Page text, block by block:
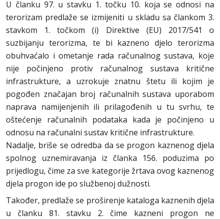
U članku 97. u stavku 1. točku 10. koja se odnosi na
terorizam predlaže se izmijeniti u skladu sa člankom 3.
stavkom 1. točkom (i) Direktive (EU) 2017/541 o
suzbijanju terorizma, te bi kazneno djelo terorizma
obuhvaćalo i ometanje rada računalnog sustava, koje
nije počinjeno protiv računalnog sustava kritične
infrastrukture, a uzrokuje znatnu štetu ili kojim je
pogođen značajan broj računalnih sustava uporabom
naprava namijenjenih ili prilagođenih u tu svrhu, te
oštećenje računalnih podataka kada je počinjeno u
odnosu na računalni sustav kritične infrastrukture.
Nadalje, briše se odredba da se progon kaznenog djela
spolnog uznemiravanja iz članka 156. poduzima po
prijedlogu, čime za sve kategorije žrtava ovog kaznenog
djela progon ide po službenoj dužnosti.
Također, predlaže se proširenje kataloga kaznenih djela
u članku 81. stavku 2. čime kazneni progon ne